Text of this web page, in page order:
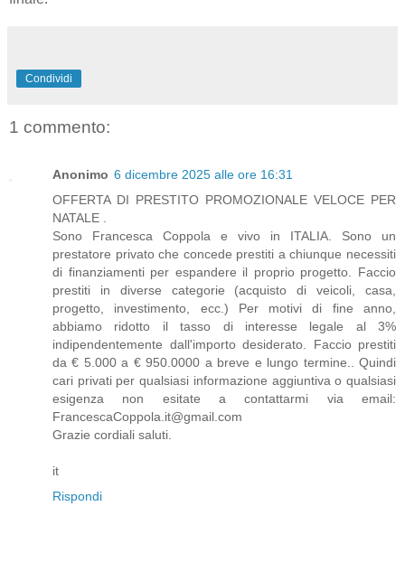
Condividi
1 commento:
Anonimo 6 dicembre 2025 alle ore 16:31
OFFERTA DI PRESTITO PROMOZIONALE VELOCE PER
NATALE .
Sono Francesca Coppola e vivo in ITALIA. Sono un
prestatore privato che concede prestiti a chiunque necessiti
di finanziamenti per espandere il proprio progetto. Faccio
prestiti in diverse categorie (acquisto di veicoli, casa,
progetto, investimento, ecc.) Per motivi di fine anno,
abbiamo ridotto il tasso di interesse legale al 3%
indipendentemente dall'importo desiderato. Faccio prestiti
da € 5.000 a € 950.0000 a breve e lungo termine.. Quindi
cari privati ​​per qualsiasi informazione aggiuntiva o qualsiasi
esigenza non esitate a contattarmi via email:
FrancescaCoppola.it@gmail.com
Grazie cordiali saluti.
it
Rispondi